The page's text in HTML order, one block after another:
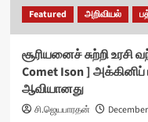
Featured அறிவியல்
சூரியனைச் சுற்றி
Comet Ison ] அக்கினிப்
ஆவியானது
சி.ஜெயபாரதன்